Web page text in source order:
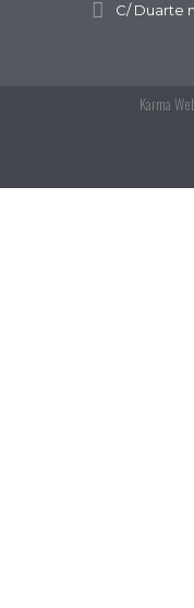
C/ Duarte
Karma